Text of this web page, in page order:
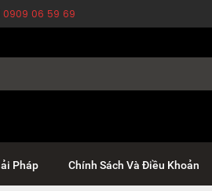
0909 06 59 69
Pháp Chính Sách Và Điều Khoản